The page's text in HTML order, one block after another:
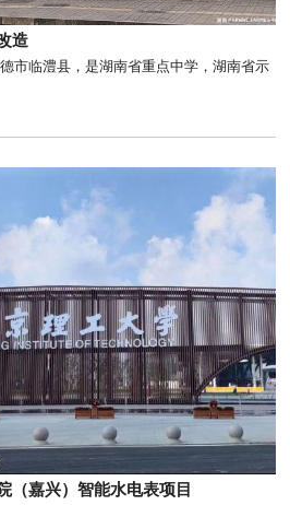
造
市临澧县，是湖南省重点中学，湖南省示
（嘉兴）智能水电表项目